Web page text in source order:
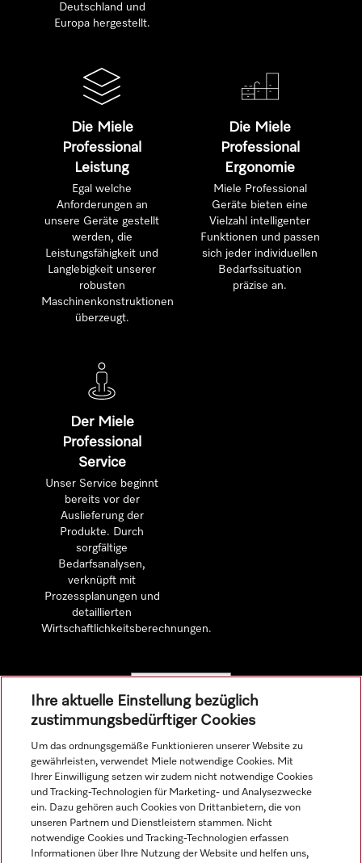
Deutschland und
Europa hergestellt.
Die Miele
Professional
Leistung
Egal welche
Anforderungen an
unsere Geräte gestellt
werden, die
Leistungsfähigkeit und
Langlebigkeit unserer
robusten
Maschinenkonstruktionen
überzeugt.
Die Miele
Professional
Ergonomie
Miele Professional
Geräte bieten eine
Vielzahl intelligenter
Funktionen und passen
sich jeder individuellen
Bedarfssituation
präzise an.
Der Miele
Professional
Service
Unser Service beginnt
bereits vor der
Auslieferung der
Produkte. Durch
sorgfältige
Bedarfsanalysen,
verknüpft mit
Prozessplanungen und
detaillierten
Wirtschaftlichkeitsberechnungen.
Navigation
Service
Ihre aktuelle Einstellung bezüglich
zustimmungsbedürftiger Cookies
Um das ordnungsgemäße Funktionieren unserer Website zu
gewährleisten, verwendet Miele notwendige Cookies. Mit
Ihrer Einwilligung setzen wir zudem nicht notwendige Cookies
und Tracking-Technologien für Marketing- und Analysezwecke
ein. Dazu gehören auch Cookies von Drittanbietern, die von
unseren Partnern und Dienstleistern stammen. Nicht
notwendige Cookies und Tracking-Technologien erfassen
Informationen über Ihre Nutzung der Website und helfen uns,